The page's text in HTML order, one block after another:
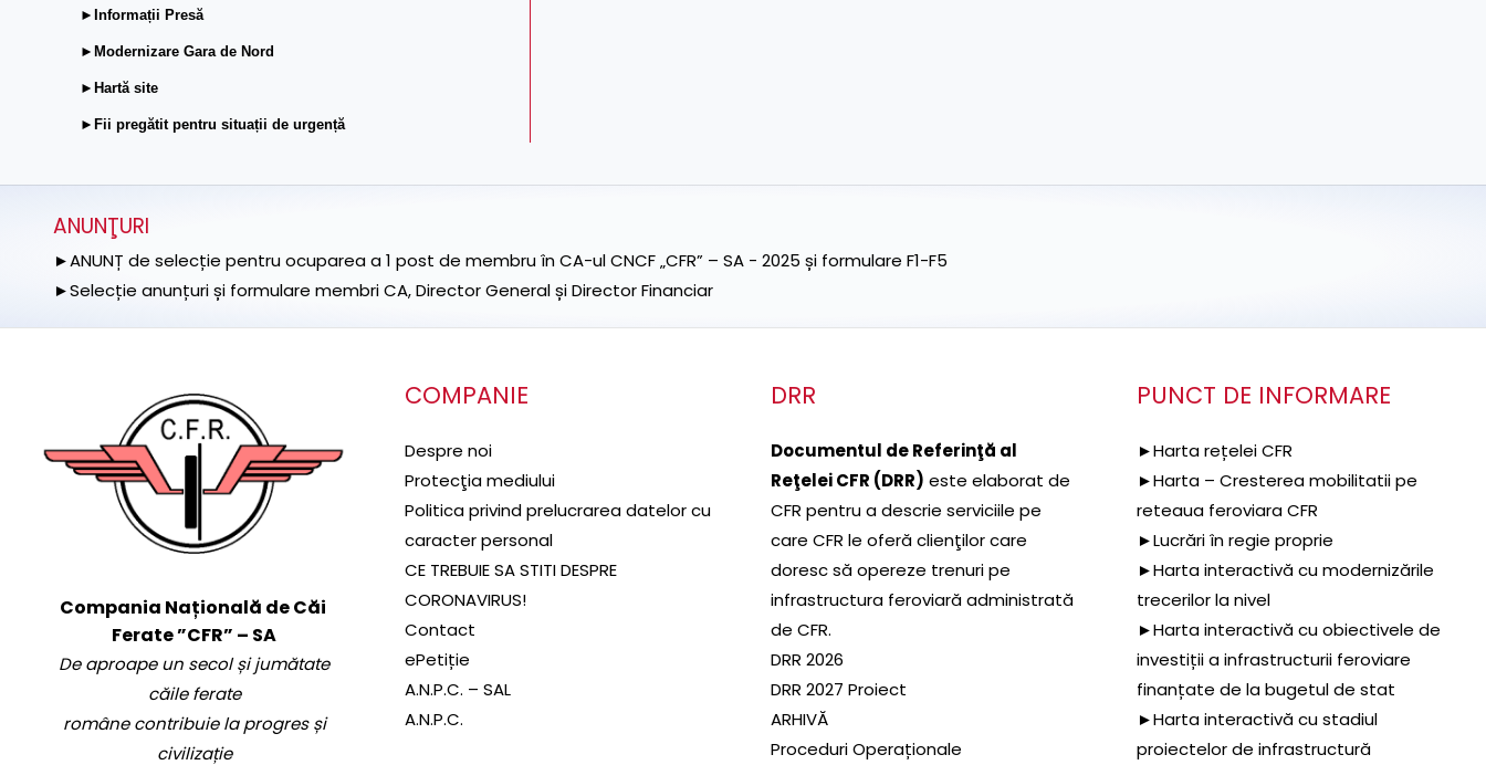
►Informații Presă
►Modernizare Gara de Nord
►Hartă site
►Fii pregătit pentru situații de urgență
ANUNŢURI
►ANUNȚ de selecție pentru ocuparea a 1 post de membru în CA-ul CNCF „CFR” – SA - 2025 și formulare F1-F5
►Selecție anunțuri și formulare membri CA, Director General și Director Financiar
Compania Națională de Căi
Ferate ”CFR” – SA
De aproape un secol și jumătate
căile ferate
române contribuie la progres și
civilizație
COMPANIE
Despre noi
Protecţia mediului
Politica privind prelucrarea datelor cu
caracter personal
CE TREBUIE SA STITI DESPRE
CORONAVIRUS!
Contact
ePetiție
A.N.P.C. – SAL
A.N.P.C.
DRR
Documentul de Referinţă al
Reţelei CFR (DRR) este elaborat de
CFR pentru a descrie serviciile pe
care CFR le oferă clienţilor care
doresc să opereze trenuri pe
infrastructura feroviară administrată
de CFR.
DRR 2026
DRR 2027 Proiect
ARHIVĂ
Proceduri Operaționale
PUNCT DE INFORMARE
►Harta rețelei CFR
►Harta – Cresterea mobilitatii pe
reteaua feroviara CFR
►Lucrări în regie proprie
►Harta interactivă cu modernizările
trecerilor la nivel
►Harta interactivă cu obiectivele de
investiții a infrastructurii feroviare
finanțate de la bugetul de stat
►Harta interactivă cu stadiul
proiectelor de infrastructură